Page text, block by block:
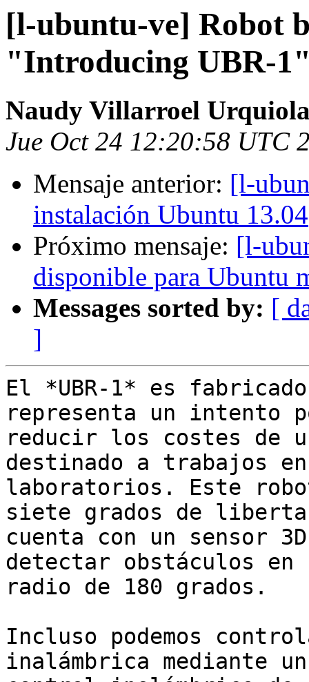
[l-ubuntu-ve] Robot
"Introducing UBR-
Naudy Villarroel
Jue Oct 24 12:20:58 UTC
Mensaje anterior: [l-
instalación Ubuntu 13.04
Próximo mensaje: [l-
disponible para Ubuntu
Messages sorted by: [
]
El *UBR-1* es
representa un intento
reducir los costes de
destinado a trabajos en
laboratorios. Este
siete grados de
cuenta con un sensor
detectar obstáculos en
radio de 180 grados.
Incluso podemos
inalámbrica mediante un